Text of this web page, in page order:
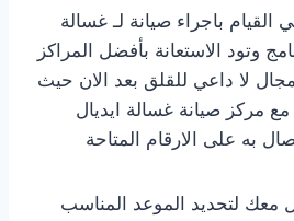
باجراء صيانة لـ غسالة
زانوسى 14 برنامج وتود الاستعانة بأفضل المراكز
لا داعي للقلق بعد الان حيث
مع مركز صيانة غسالة ايديال
به على الارقام المتاحة
معك لتحديد الموعد المناسب